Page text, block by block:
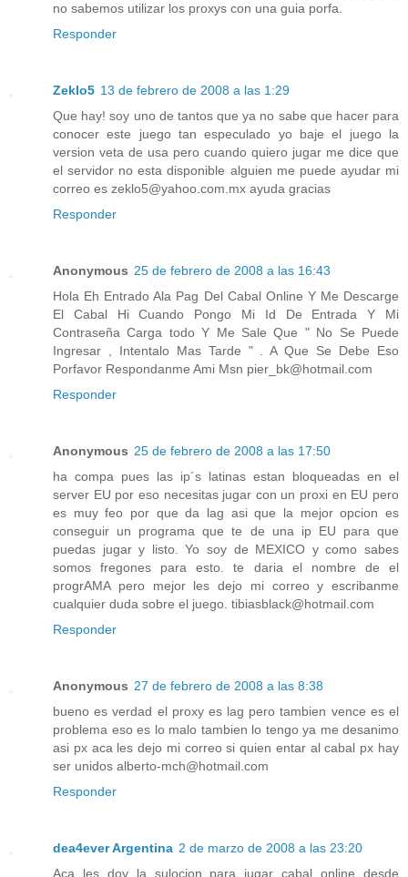
no sabemos utilizar los proxys con una guia porfa.
Responder
Zeklo5 13 de febrero de 2008 a las 1:29
Que hay! soy uno de tantos que ya no sabe que hacer para
conocer este juego tan especulado yo baje el juego la
version veta de usa pero cuando quiero jugar me dice que
el servidor no esta disponible alguien me puede ayudar mi
correo es zeklo5@yahoo.com.mx ayuda gracias
Responder
Anonymous 25 de febrero de 2008 a las 16:43
Hola Eh Entrado Ala Pag Del Cabal Online Y Me Descarge
El Cabal Hi Cuando Pongo Mi Id De Entrada Y Mi
Contraseña Carga todo Y Me Sale Que " No Se Puede
Ingresar , Intentalo Mas Tarde " . A Que Se Debe Eso
Porfavor Respondanme Ami Msn pier_bk@hotmail.com
Responder
Anonymous 25 de febrero de 2008 a las 17:50
ha compa pues las ip´s latinas estan bloqueadas en el
server EU por eso necesitas jugar con un proxi en EU pero
es muy feo por que da lag asi que la mejor opcion es
conseguir un programa que te de una ip EU para que
puedas jugar y listo. Yo soy de MEXICO y como sabes
somos fregones para esto. te daria el nombre de el
progrAMA pero mejor les dejo mi correo y escribanme
cualquier duda sobre el juego. tibiasblack@hotmail.com
Responder
Anonymous 27 de febrero de 2008 a las 8:38
bueno es verdad el proxy es lag pero tambien vence es el
problema eso es lo malo tambien lo tengo ya me desanimo
asi px aca les dejo mi correo si quien entar al cabal px hay
ser unidos alberto-mch@hotmail.com
Responder
dea4ever Argentina 2 de marzo de 2008 a las 23:20
Aca les doy la sulocion para jugar cabal online desde